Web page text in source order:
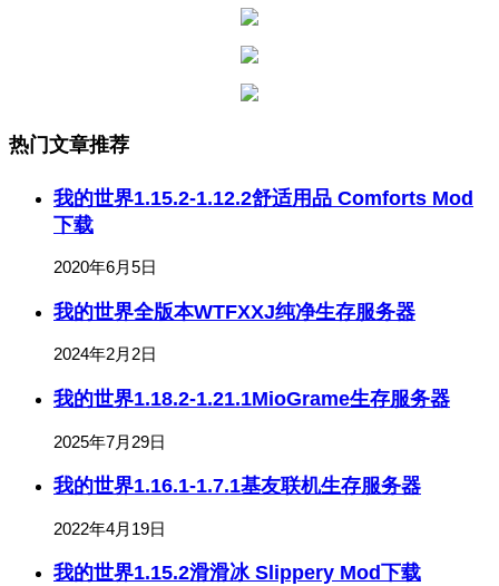
热门文章推荐
我的世界1.15.2-1.12.2舒适用品 Comforts Mod
下载
2020年6月5日
我的世界全版本WTFXXJ纯净生存服务器
2024年2月2日
我的世界1.18.2-1.21.1MioGrame生存服务器
2025年7月29日
我的世界1.16.1-1.7.1基友联机生存服务器
2022年4月19日
我的世界1.15.2滑滑冰 Slippery Mod下载